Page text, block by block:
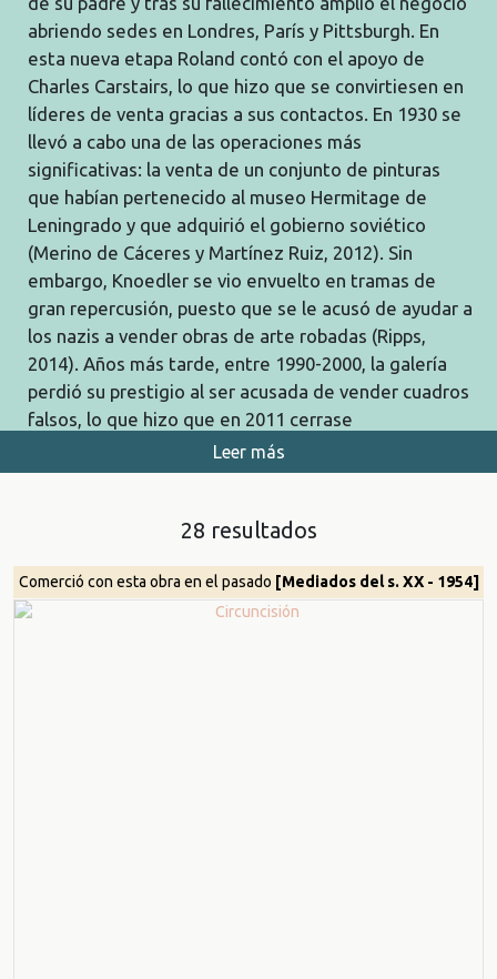
abriendo sedes en Londres, París y Pittsburgh. En
esta nueva etapa Roland contó con el apoyo de
Charles Carstairs, lo que hizo que se convirtiesen en
líderes de venta gracias a sus contactos. En 1930 se
llevó a cabo una de las operaciones más
significativas: la venta de un conjunto de pinturas
que habían pertenecido al museo Hermitage de
Leningrado y que adquirió el gobierno soviético
(Merino de Cáceres y Martínez Ruiz, 2012). Sin
embargo, Knoedler se vio envuelto en tramas de
gran repercusión, puesto que se le acusó de ayudar a
los nazis a vender obras de arte robadas (Ripps,
2014). Años más tarde, entre 1990-2000, la galería
perdió su prestigio al ser acusada de vender cuadros
falsos, lo que hizo que en 2011 cerrase
Leer más
28 resultados
Comerció con esta obra en el pasado [Mediados del s. XX - 1954]